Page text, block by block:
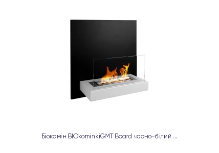
Біокамін BIOkominkiGMT Board чорно-білий ...